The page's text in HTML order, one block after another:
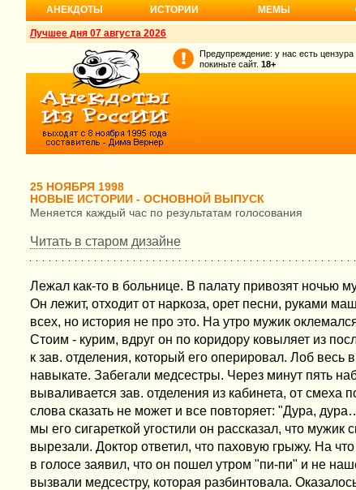
АНЕКДОТЫ ИСТОРИИ МЕМЫ
Лучшее дня 07 августа 2026
Предупреждение: у нас есть
покиньте сайт. 18+
25 НОЯБРЯ 1998
НОВЫЕ ИСТОРИИ - ОСНОВНОЙ ВЫПУСК
Меняется каждый час по результатам голосования
Читать в старом дизайне
Лежал как-то в больнице. В палату привозят ночью
Он лежит, отходит от наркоза, орет песни, руками
всех, но история не про это. На утро мужик
Стоим - курим, вдруг он по коридору ковыляет из
к зав. отделения, который его оперировал. Лоб весь
навыкате. Забегали медсестры. Через минут пять
вываливается зав. отделения из кабинета, от смеха
слова сказать не может и все повторяет: "Дура,
мы его сигареткой угостили он рассказал, что мужик
вырезали. Доктор ответил, что паховую грыжу. На
в голосе заявил, что он пошел утром "пи-пи" и не
вызвали медсестру, которая разбинтовала.